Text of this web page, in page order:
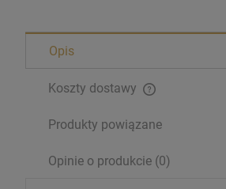
Magnesy religijne Kardynał Stefan
Wyszyński
26,00 zł
DO KOSZYKA
Opis
Koszty dostawy
Produkty powiązane
Opinie o produkcie (0)